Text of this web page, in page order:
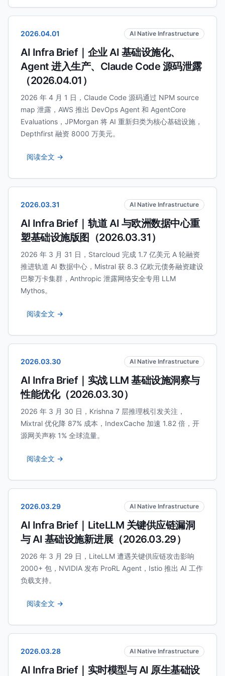
2026.04.01 AI Native Infrastructure
AI Infra Brief｜企业 AI 基础设施化、
Agent 进入生产、Claude Code 源码泄露
（2026.04.01）
2026 年 4 月 1 日，Claude Code 源码通过 NPM source
map 泄露，AWS 推出 DevOps Agent 和 AgentCore
Evaluations，JPMorgan 将 AI 重新归类为核心基础设施，
Depthfirst 融资 8000 万美元。
阅读全文 →
2026.03.31 AI Native Infrastructure
AI Infra Brief｜轨道 AI 与欧洲数据中心重
塑基础设施版图（2026.03.31）
2026 年 3 月 31 日，Starcloud 完成 1.7 亿美元 A 轮融资
推进轨道 AI 数据中心，Mistral 获 8.3 亿欧元债务融资建设
巴黎万卡集群，Anthropic 泄露网络安全专用 LLM
Mythos。
阅读全文 →
2026.03.30 AI Native Infrastructure
AI Infra Brief｜实战 LLM 基础设施洞察与
性能优化（2026.03.30）
2026 年 3 月 30 日，Krishna 7 层推理栈引发关注，
Mixtral 优化降 87% 成本，IndexCache 加速 1.82 倍，开
源网关声称 1% 全球流量。
阅读全文 →
2026.03.29 AI Native Infrastructure
AI Infra Brief｜LiteLLM 关键供应链漏洞
与 AI 基础设施新进展（2026.03.29）
2026 年 3 月 29 日，LiteLLM 遭遇关键供应链攻击影响
2000+ 包，NVIDIA 发布 ProRL Agent，Istio 推出 AI 工作
负载支持。
阅读全文 →
2026.03.28 AI Native Infrastructure
AI Infra Brief｜实时模型与 AI 原生基础设